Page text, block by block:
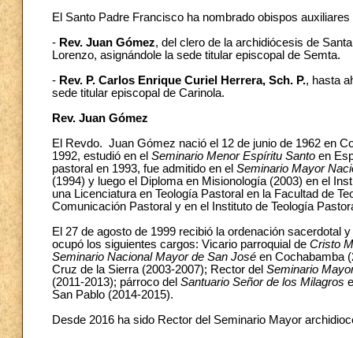
El Santo Padre Francisco ha nombrado obispos
- Rev. Juan Gómez, del clero de la archidiócesis de
Lorenzo, asignándole la sede titular episcopal de Semta.
- Rev. P. Carlos Enrique Curiel Herrera, Sch. P., hasta
sede titular episcopal de Carinola.
Rev. Juan Gómez
El Revdo. Juan Gómez nació el 12 de junio de 1962 en
1992, estudió en el Seminario Menor Espíritu Santo en
pastoral en 1993, fue admitido en el Seminario Mayor
(1994) y luego el Diploma en Misionología (2003) en el
una Licenciatura en Teología Pastoral en la Facultad de
Comunicación Pastoral y en el Instituto de Teología
El 27 de agosto de 1999 recibió la ordenación sacerdotal
ocupó los siguientes cargos: Vicario parroquial de Cristo
Seminario Nacional Mayor de San José en Cochabamba
Cruz de la Sierra (2003-2007); Rector del Seminario
(2011-2013); párroco del Santuario Señor de los Milagros
San Pablo (2014-2015).
Desde 2016 ha sido Rector del Seminario Mayor